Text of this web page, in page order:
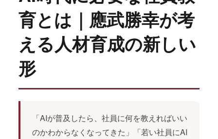
育とは｜應武勝幸が考
える人材育成の新しい
形
「AIが普及したら、社員に何を教えればいい
のかわからなくなってきた」「若い社員にAI